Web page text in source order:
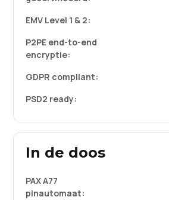
EMV Level 1 & 2:
P2PE end-to-end
encryptie:
GDPR compliant:
PSD2 ready:
In de doos
PAX A77
pinautomaat: